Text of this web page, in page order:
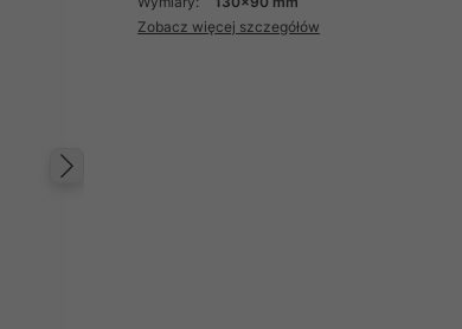
Zobacz więcej szczegółów